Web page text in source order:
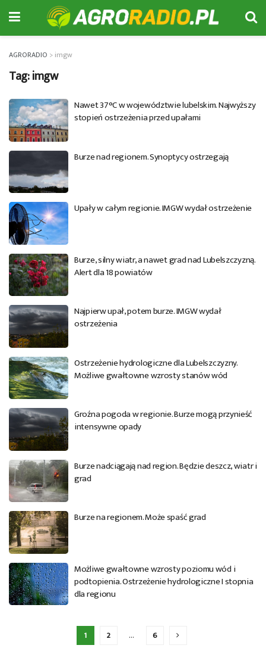
AGRORADIO > imgw
Tag:imgw
Nawet 37°C w województwie lubelskim. Najwyższy
stopień ostrzeżenia przed upałami
Burze nad regionem. Synoptycy ostrzegają
Upały w całym regionie. IMGW wydał ostrzeżenie
Burze, silny wiatr, a nawet grad nad Lubelszczyzną.
Alert dla 18 powiatów
Najpierw upał, potem burze. IMGW wydał
ostrzeżenia
Ostrzeżenie hydrologiczne dla Lubelszczyzny.
Możliwe gwałtowne wzrosty stanów wód
Groźna pogoda w regionie. Burze mogą przynieść
intensywne opady
Burze nadciągają nad region. Będzie deszcz, wiatr i
grad
Burze na regionem. Może spaść grad
Możliwe gwałtowne wzrosty poziomu wód i
podtopienia. Ostrzeżenie hydrologiczne I stopnia
dla regionu
1 2 … 6